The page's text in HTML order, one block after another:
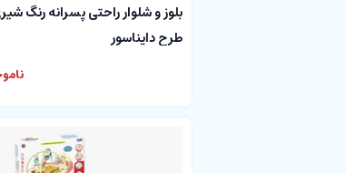
بلوز و شلوار راحتی پسرانه رنگ
طرح دایناسور